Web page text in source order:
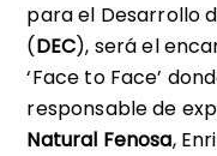
para el Desarrollo
(DEC), será el
‘Face to Face’
responsable de
Natural Fenosa,